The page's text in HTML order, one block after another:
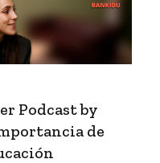
Podcast by
de